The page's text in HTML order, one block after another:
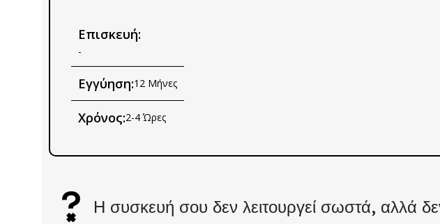
Επισκευή:
-
Εγγύηση:12 Μήνες
Χρόνος:2-4 Ώρες
Η συσκευή σου δεν λειτουργεί σωστά, αλλά